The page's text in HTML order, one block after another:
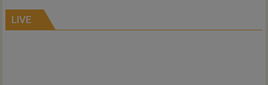
Hardenberg
LIVE